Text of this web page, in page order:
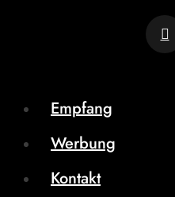
Empfang
Werbung
Kontakt